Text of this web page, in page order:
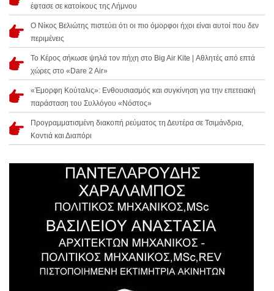
έφτασε σε κατοίκους της Λήμνου
Ο Νίκος Βελιώτης πιστεύει ότι οι πιο όμορφοι ήχοι είναι αυτοί που δεν
περιμένεις
Το Κέρος σήκωσε ψηλά τον πήχη στο Big Air Kite | Αθλητές από επτά
χώρες στο «Dare 2 Air»
«Έμορφη Κούταλις»: Ενθουσιασμός και συγκίνηση για την επετειακή
παράσταση του Συλλόγου «Νόστος»
Προγραμματισμένη διακοπή ρεύματος τη Δευτέρα σε Τσιμάνδρια,
Κοντιά και Διαπόρι